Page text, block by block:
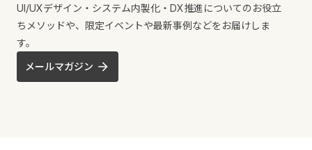
UI/UXデザイン・システム内製化・DX推進についてのお役立
ちメソッドや、限定イベントや最新事例などをお届けしま
す。
メールマガジン